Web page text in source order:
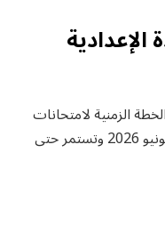
الزمنية لامتحانات
نهاية العام، والتي تبدأ يوم الخميس 4 يونيو 2026 وتستمر حتى